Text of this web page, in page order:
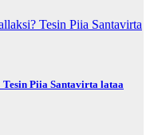
Tesin Piia Santavirta lataa